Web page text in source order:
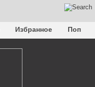
Избранное
Поп